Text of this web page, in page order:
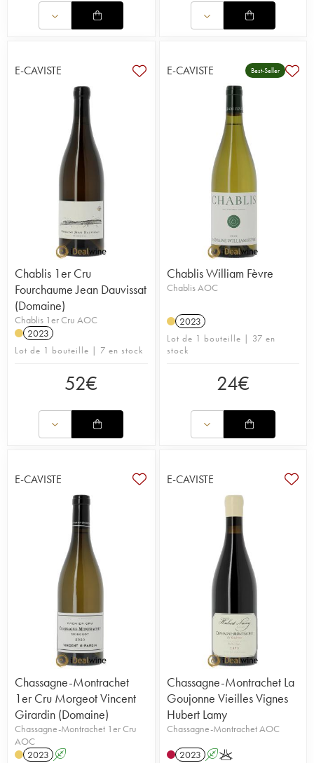
E-CAVISTE
Chablis 1er Cru
Fourchaume Jean Dauvissat
(Domaine)
Chablis 1er Cru AOC
2023
Lot de 1 bouteille | 7 en stock
52€
E-CAVISTE Best-Seller
Chablis William Fèvre
Chablis AOC
2023
Lot de 1 bouteille | 37 en
stock
24€
E-CAVISTE
Chassagne-Montrachet
1er Cru Morgeot Vincent
Girardin (Domaine)
Chassagne-Montrachet 1er Cru
AOC
2023 A
E-CAVISTE
Chassagne-Montrachet La
Goujonne Vieilles Vignes
Hubert Lamy
Chassagne-Montrachet AOC
2023 AK